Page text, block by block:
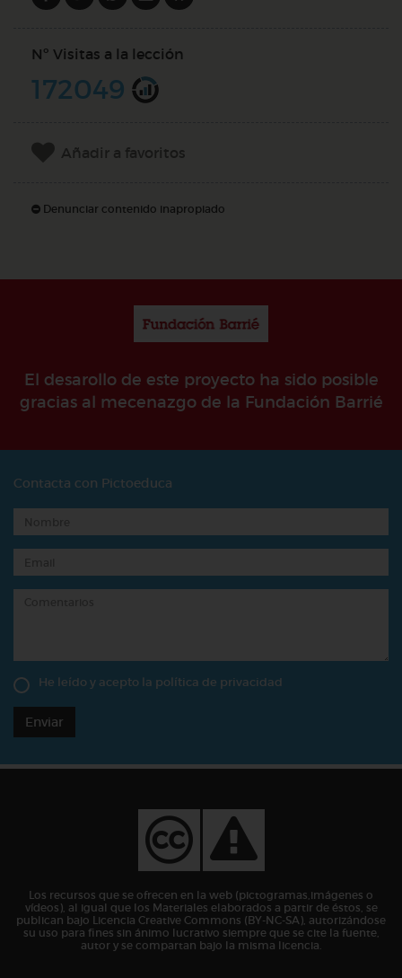
Nº Visitas a la lección
172049
Añadir a favoritos
Denunciar contenido inapropiado
El desarollo de este proyecto ha sido posible
gracias al mecenazgo de la Fundación Barrié
Contacta con Pictoeduca
He leído y acepto la política de privacidad
Enviar
Los recursos que se ofrecen en la web (pictogramas,imágenes o
vídeos), al igual que los Materiales elaborados a partir de éstos, se
publican bajo Licencia Creative Commons (BY-NC-SA), autorizándose
su uso para fines sin ánimo lucrativo siempre que se cite la fuente,
autor y se compartan bajo la misma licencia.